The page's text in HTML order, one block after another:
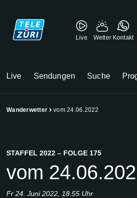
Live Wetter Kontakt
Live Sendungen Suche
Wanderwetter vom 24.06.2022
STAFFEL 2022 – FOLGE 175
vom
Fr 24. Juni 2022, 18.55 Uhr